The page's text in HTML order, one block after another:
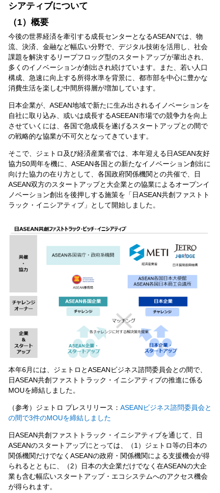
シアティブについて
（1）概要
今後の世界経済を牽引する成長センターとなるASEANでは、物
流、決済、金融など幅広い分野で、デジタル技術を活用し、社会
課題を解決するリープフロッグ型のスタートアップが輩出され、
多くのイノベーションが創出され続けています。また、若い人口
構成、急速に向上する所得水準を背景に、都市部を中心に豊かな
消費生活を楽しむ中間所得層が増加しています。
日本企業が、ASEAN地域で新たに生み出されるイノベーションを
自社に取り込み、或いは成長するASEEAN市場での競争力を向上
させていくには、各国で急成長を遂げるスタートアップとの間で
の戦略的な協業が不可欠となってきています。
そこで、ジェトロ及び経済産業省では、本年迎える日ASEAN友好
協力50周年を機に、ASEAN各国との新たなイノベーション創出に
向けた協力の在り方として、各国政府関係機関との共催で、日
ASEAN双方のスタートアップと大企業との協業によるオープンイ
ノベーション創出を後押しする施策を「日ASEAN共創ファストト
ラック・イニシアティブ」として開始しました。
本年6月には、ジェトロとASEANビジネス諮問委員会との間で、
日ASEAN共創ファストトラック・イニシアティブの推進に係る
MOUを締結しました。
（参考）ジェトロ プレスリリース： ASEANビジネス諮問委員会と
の間で3件のMOUを締結しました
日ASEAN共創ファストトラック・イニシアティブを通じて、日
ASEANのスタートアップにとっては、（1）ジェトロ等の日本の
関係機関だけでなくASEANの政府・関係機関による支援機会が得
られるとともに、（2）日本の大企業だけでなく在ASEANの大企
業も含む幅広いスタートアップ・エコシステムへのアクセス機会
が得られます。